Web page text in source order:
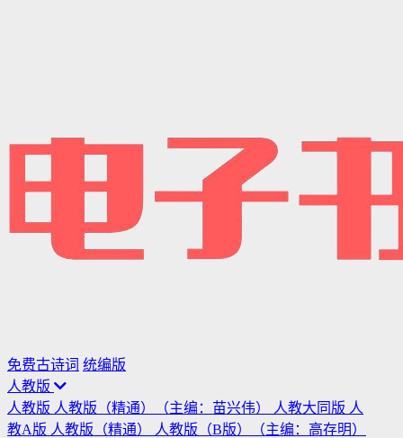
免费古诗词 统编版
人教版
人教版 人教版（精通）（主编：苗兴伟） 人教大同版 人
教A版 人教版（精通）
人教版（B版）（主编：高存明）